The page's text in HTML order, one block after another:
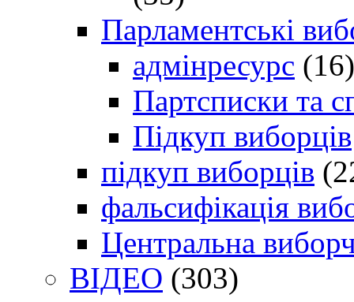
Парламентські
адмінресурс (16)
Партсписки та
Підкуп виборців
підкуп виборців
фальсифікація
Центральна
ВІДЕО (303)